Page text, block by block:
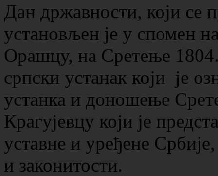
Дан државности, који се
установљен је у спомен
Орашцу, на Сретење
српски устанак који је
устанка и доношење
Крагујевцу који је
уставне и уређене
и законитости.